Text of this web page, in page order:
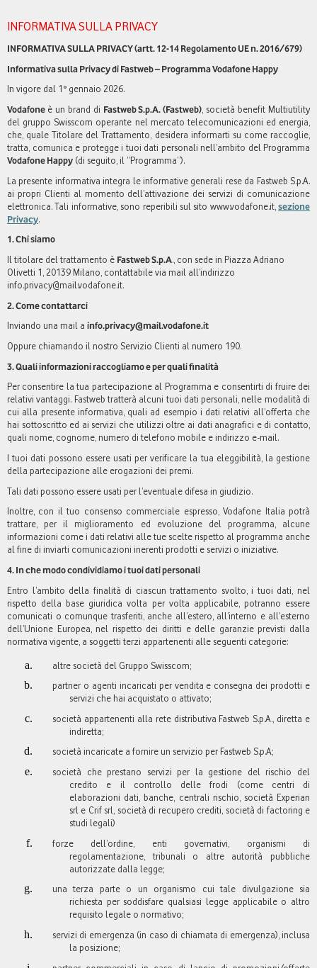
INFORMATIVA SULLA PRIVACY
INFORMATIVA SULLA PRIVACY (artt. 12-14 Regolamento UE n. 2016/679)
Informativa sulla Privacy di Fastweb – Programma Vodafone Happy
In vigore dal 1° gennaio 2026.
Vodafone è un brand di Fastweb S.p.A. (Fastweb) , società benefit Multiutility
del gruppo Swisscom operante nel mercato telecomunicazioni ed energia,
che, quale Titolare del Trattamento, desidera informarti su come raccoglie,
tratta, comunica e protegge i tuoi dati personali nell’ambito del Programma
Vodafone Happy (di seguito, il “Programma”).
La presente informativa integra le informative generali rese da Fastweb S.p.A.
ai propri Clienti al momento dell’attivazione dei servizi di comunicazione
elettronica. Tali informative, sono reperibili sul sito www.vodafone.it, sezione
Privacy.
1. Chi siamo
Il titolare del trattamento è Fastweb S.p.A., con sede in Piazza Adriano
Olivetti 1, 20139 Milano, contattabile via mail all’indirizzo
info.privacy@mail.vodafone.it.
2. Come contattarci
Inviando una mail a info.privacy@mail.vodafone.it
Oppure chiamando il nostro Servizio Clienti al numero 190.
3. Quali informazioni raccogliamo e per quali finalità
Per consentire la tua partecipazione al Programma e consentirti di fruire dei
relativi vantaggi. Fastweb tratterà alcuni tuoi dati personali, nelle modalità di
cui alla presente informativa, quali ad esempio i dati relativi all’offerta che
hai sottoscritto ed ai servizi che utilizzi oltre ai dati anagrafici e di contatto,
quali nome, cognome, numero di telefono mobile e indirizzo e-mail.
I tuoi dati possono essere usati per verificare la tua eleggibilità, la gestione
della partecipazione alle erogazioni dei premi.
Tali dati possono essere usati per l’eventuale difesa in giudizio.
Inoltre, con il tuo consenso commerciale espresso, Vodafone Italia potrà
trattare, per il miglioramento ed evoluzione del programma, alcune
informazioni come i dati relativi alle tue scelte rispetto al programma anche
al fine di inviarti comunicazioni inerenti prodotti e servizi o iniziative.
4. In che modo condividiamo i tuoi dati personali
Entro l’ambito della finalità di ciascun trattamento svolto, i tuoi dati, nel
rispetto della base giuridica volta per volta applicabile, potranno essere
comunicati o comunque trasferiti, anche all’estero, all’interno e all’esterno
dell’Unione Europea, nel rispetto dei diritti e delle garanzie previsti dalla
normativa vigente, a soggetti terzi appartenenti alle seguenti categorie:
altre società del Gruppo Swisscom;
partner o agenti incaricati per vendita e consegna dei prodotti e
servizi che hai acquistato o attivato;
società appartenenti alla rete distributiva Fastweb S.p.A., diretta e
indiretta;
società incaricate a fornire un servizio per Fastweb S.p.A;
società che prestano servizi per la gestione del rischio del
credito e il controllo delle frodi (come centri di
elaborazioni dati, banche, centrali rischio, società Experian
srl e Crif srl, società di recupero crediti, società di factoring e
studi legali)
forze dell’ordine, enti governativi, organismi di
regolamentazione, tribunali o altre autorità pubbliche
autorizzate dalla legge;
una terza parte o un organismo cui tale divulgazione sia
richiesta per soddisfare qualsiasi legge applicabile o altro
requisito legale o normativo;
servizi di emergenza (in caso di chiamata di emergenza), inclusa
la posizione;